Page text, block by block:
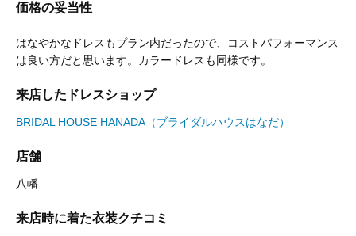
価格の妥当性
はなやかなドレスもプラン内だったので、コストパフォーマンス
は良い方だと思います。カラードレスも同様です。
来店したドレスショップ
BRIDAL HOUSE HANADA（ブライダルハウスはなだ）
店舗
八幡
来店時に着た衣装クチコミ